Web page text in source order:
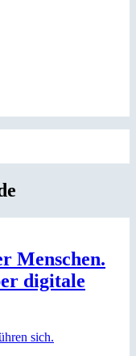
Menschen.
digitale